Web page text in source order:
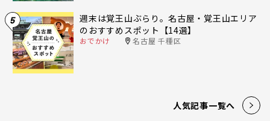
5
週末は覚王山ぶらり。名古屋・覚王山エリア
のおすすめスポット【14選】
おでかけ 名古屋 千種区
人気記事一覧へ